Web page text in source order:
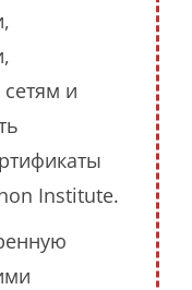
и
Institute.